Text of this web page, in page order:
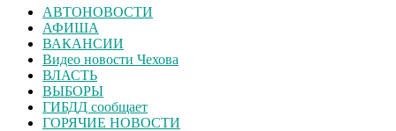
АВТОНОВОСТИ
АФИША
ВАКАНСИИ
Видео новости Чехова
ВЛАСТЬ
ВЫБОРЫ
ГИБДД сообщает
ГОРЯЧИЕ НОВОСТИ